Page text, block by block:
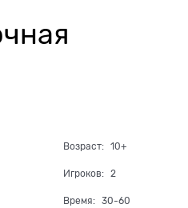
Возраст: 10+
Игроков: 2
Время: 30-60